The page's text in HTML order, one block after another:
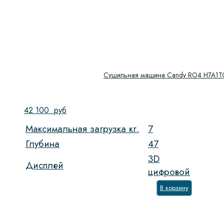
Сушильная машина Candy RO4
42 100 руб
Максимальная загрузка кг.
7
Глубина
47
Дисплей
3D
цифровой
В корзину